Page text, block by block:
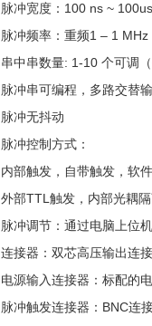
脉冲宽度：100 ns ~ 100us
脉冲频率：重频1 – 1 MHz
串中串数量: 1-10 个可调
脉冲串可编程，多路交替
脉冲无抖动
脉冲控制方式：
内部触发，自带触发，软
外部TTL触发，内部光耦隔
脉冲调节：通过电脑上位
连接器：双芯高压输出连
电源输入连接器：标配的
脉冲触发连接器：BNC连